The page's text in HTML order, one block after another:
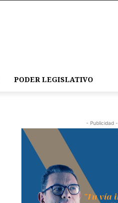
PODER LEGISLATIVO
- Publicidad -